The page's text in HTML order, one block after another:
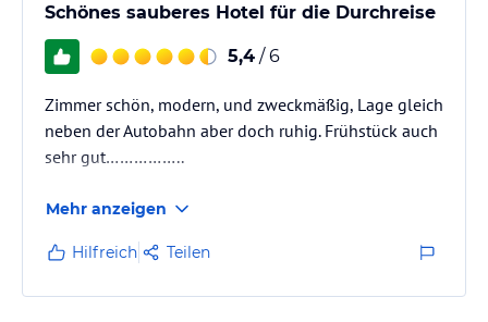
Schönes sauberes Hotel für die Durchreise
5,4 / 6
Zimmer schön, modern, und zweckmäßig, Lage gleich
neben der Autobahn aber doch ruhig. Frühstück auch
sehr gut……………..
Mehr anzeigen
Hilfreich Teilen